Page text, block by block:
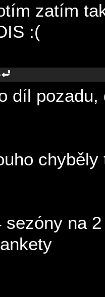
zatím
:(
díl pozadu,
chyběly
sezóny na